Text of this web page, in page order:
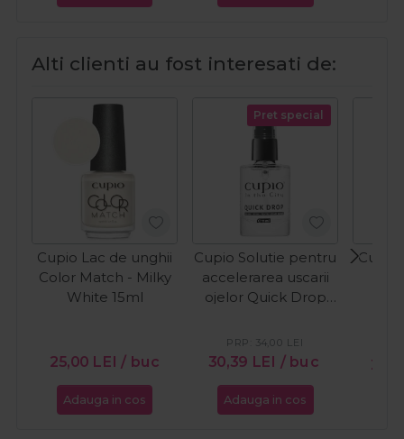
Alti clienti au fost interesati de:
Cupio Lac de unghii
Color Match - Milky
White 15ml
25,00 LEI / buc
Adauga in cos
Pret special
Cupio Solutie pentru
accelerarea uscarii
ojelor Quick Drop
30,39 LEI / buc
PRP: 34,00 LEI
Adauga in cos
Cupio